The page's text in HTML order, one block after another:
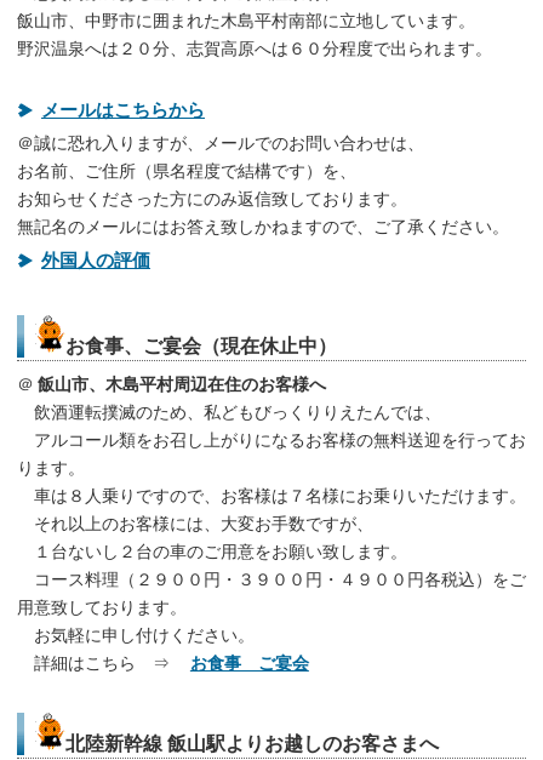
飯山市、中野市に囲まれた木島平村南部に立地しています。
野沢温泉へは２０分、志賀高原へは６０分程度で出られます。
メールはこちらから
＠誠に恐れ入りますが、メールでのお問い合わせは、
お名前、ご住所（県名程度で結構です）を、
お知らせくださった方にのみ返信致しております。
無記名のメールにはお答え致しかねますので、ご了承ください。
外国人の評価
お食事、ご宴会（現在休止中）
＠ 飯山市、木島平村周辺在住のお客様へ
飲酒運転撲滅のため、私どもびっくりりえたんでは、
アルコール類をお召し上がりになるお客様の無料送迎を行ってお
ります。
車は８人乗りですので、お客様は７名様にお乗りいただけます。
それ以上のお客様には、大変お手数ですが、
１台ないし２台の車のご用意をお願い致します。
コース料理（２９００円・３９００円・４９００円各税込）をご
用意致しております。
お気軽に申し付けください。
詳細はこちら ⇒
お食事 ご宴会
北陸新幹線 飯山駅よりお越しのお客さまへ